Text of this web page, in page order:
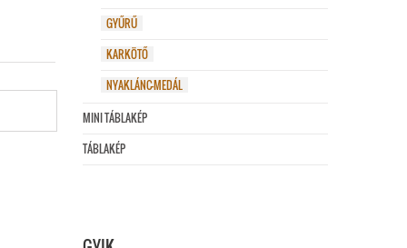
GYŰRŰ
KARKÖTŐ
NYAKLÁNC-MEDÁL
MINI TÁBLAKÉP
TÁBLAKÉP